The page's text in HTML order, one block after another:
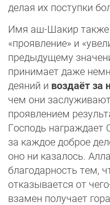
делая их поступки
Имя аш-Шакир также
«проявление» и
предыдущему
принимает даже
деяний и воздаёт за
чем они
проявлением
Господь
за каждое доброе
оно ни казалось.
благодарность тем,
отказывается от
взамен получает